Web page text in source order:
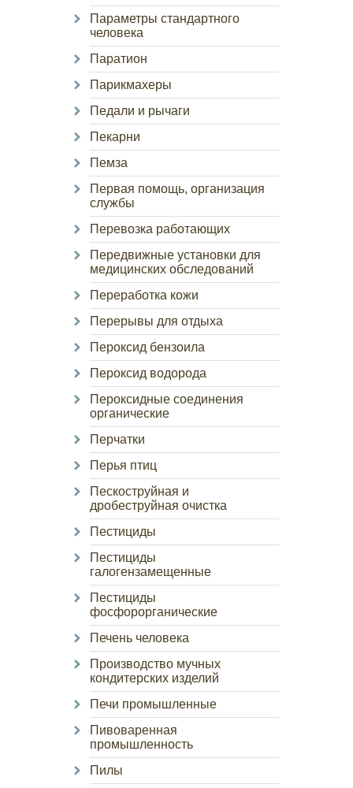
Параметры стандартного
человека
Паратион
Парикмахеры
Педали и рычаги
Пекарни
Пемза
Первая помощь, организация
службы
Перевозка работающих
Передвижные установки для
медицинских обследований
Переработка кожи
Перерывы для отдыха
Пероксид бензоила
Пероксид водорода
Пероксидные соединения
органические
Перчатки
Перья птиц
Пескоструйная и
дробеструйная очистка
Пестициды
Пестициды
галогензамещенные
Пестициды
фосфорорганические
Печень человека
Производство мучных
кондитерских изделий
Печи промышленные
Пивоваренная
промышленность
Пилы